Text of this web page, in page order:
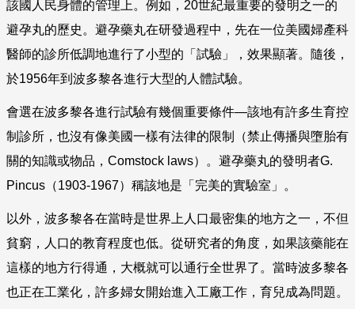
該國人民身體的管理上。例如， 20世紀最重要的發明之一的
避孕丸的歷史。避孕藥丸在研發過程中，先在一位美國婦產科
醫師的診所低調地進行了小型的「試驗」，效果顯著。隨後，
於1956年到波多黎各進行大型的人體試驗。
會選在波多黎各進行試驗有幾個重要條件—該地有許多生育控
制診所，也沒有像美國一樣有法律的限制（禁止傳播與墮胎有
關的知識或物品， Comstock laws）。避孕藥丸的發明者G.
Pincus （1903-1967）稱該地是「完美的實驗室」。
以外，波多黎各在當時是世界上人口最密集的地方之一，不但
貧窮，人口的教育程度也低。從研究者的角度，如果該藥能在
這樣的地方行得通，大概就可以通行全世界了。當時波多黎各
也正在工業化，許多婦女開始進入工廠工作，育兒成為問題。